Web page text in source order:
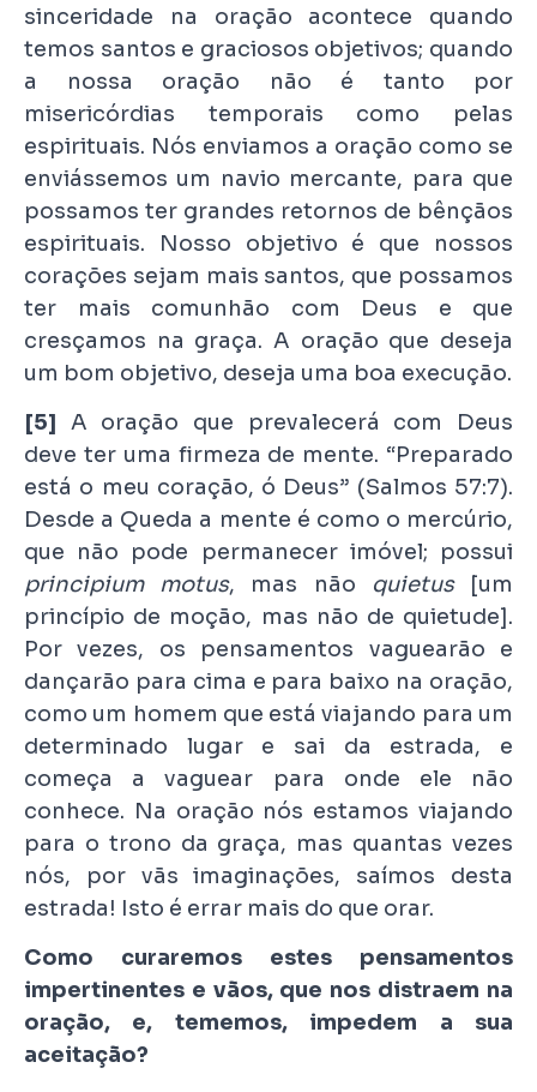
sinceridade na oração acontece quando
temos santos e graciosos objetivos; quando
a nossa oração não é tanto por
misericórdias temporais como pelas
espirituais. Nós enviamos a oração como se
enviássemos um navio mercante, para que
possamos ter grandes retornos de bênçãos
espirituais. Nosso objetivo é que nossos
corações sejam mais santos, que possamos
ter mais comunhão com Deus e que
cresçamos na graça. A oração que deseja
um bom objetivo, deseja uma boa execução.
[5] A oração que prevalecerá com Deus
deve ter uma firmeza de mente. “Preparado
está o meu coração, ó Deus” (Salmos 57:7).
Desde a Queda a mente é como o mercúrio,
que não pode permanecer imóvel; possui
principium motus, mas não quietus[um
princípio de moção, mas não de quietude].
Por vezes, os pensamentos vaguearão e
dançarão para cima e para baixo na oração,
como um homem que está viajando para um
determinado lugar e sai da estrada, e
começa a vaguear para onde ele não
conhece. Na oração nós estamos viajando
para o trono da graça, mas quantas vezes
nós, por vãs imaginações, saímos desta
estrada! Isto é errar mais do que orar.
Como curaremos estes pensamentos
impertinentes e vãos, que nos distraem na
oração, e, tememos, impedem a sua
aceitação?